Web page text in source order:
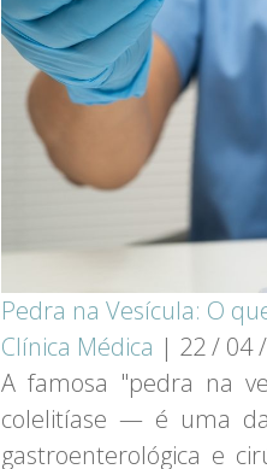
Pedra na Vesícula: O
Clínica Médica | 22 / 04
A famosa "pedra na
colelitíase — é uma
gastroenterológica e